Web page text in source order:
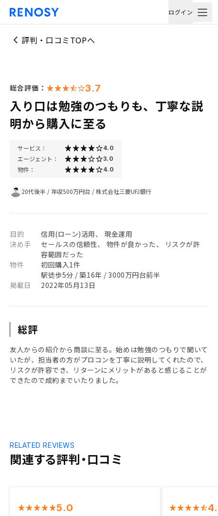
ログイン
評判・口コミTOPへ
総合評価： 3.7
入り口は勉強のつもりも、丁寧な説
明から購入に至る
サービス： 4.0
エージェント： 3.0
物件： 4.0
20代後半 / 年収500万円台 /株式会社三菱UFJ銀行
目的
信用(ローン)活用、 現金運用
決め手
セールスの信頼性、 物件が良かった、 リスクが許
容範囲だった
物件
初回購入1件
駅徒歩5分 / 築16年 / 3000万円台前半
掲載日
2022年05月13日
総評
友人からの紹介から商談に至る。始めは勉強のつもりで聞いて
いたが、担当者の方がプロコンを丁寧に説明してくれたので、
リスクが許容でき、リターンにメリットがあると感じることが
できたので成約までいたりました。
関連する評判・口コミ
RELATED REVIEWS
5.0